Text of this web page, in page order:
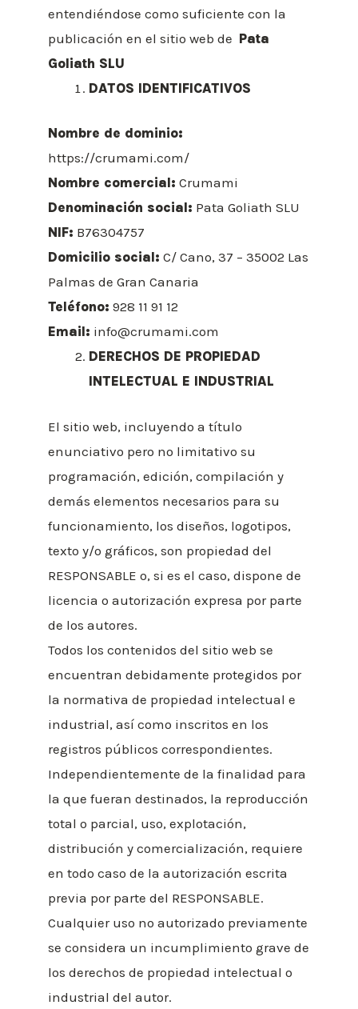
entendiéndose como suficiente con la
publicación en el sitio web de Pata
Goliath SLU
DATOS IDENTIFICATIVOS
Nombre de dominio:
https://crumami.com/
Nombre comercial: Crumami
Denominación social: Pata Goliath SLU
NIF: B76304757
Domicilio social: C/ Cano, 37 – 35002 Las
Palmas de Gran Canaria
Teléfono: 928 11 91 12
Email: info@crumami.com
DERECHOS DE PROPIEDAD
INTELECTUAL E INDUSTRIAL
El sitio web, incluyendo a título
enunciativo pero no limitativo su
programación, edición, compilación y
demás elementos necesarios para su
funcionamiento, los diseños, logotipos,
texto y/o gráficos, son propiedad del
RESPONSABLE o, si es el caso, dispone de
licencia o autorización expresa por parte
de los autores.
Todos los contenidos del sitio web se
encuentran debidamente protegidos por
la normativa de propiedad intelectual e
industrial, así como inscritos en los
registros públicos correspondientes.
Independientemente de la finalidad para
la que fueran destinados, la reproducción
total o parcial, uso, explotación,
distribución y comercialización, requiere
en todo caso de la autorización escrita
previa por parte del RESPONSABLE.
Cualquier uso no autorizado previamente
se considera un incumplimiento grave de
los derechos de propiedad intelectual o
industrial del autor.